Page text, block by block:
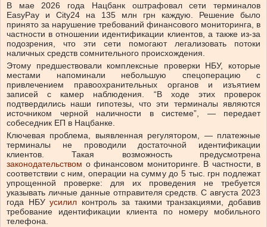
В мае 2026 года Нацбанк оштрафовал сети терминалов
EasyPay и City24 на 135 млн грн каждую. Решение было
принято за нарушение требований финансового мониторинга, в
частности в отношении идентификации клиентов, а также из-за
подозрения, что эти сети помогают легализовать потоки
наличных средств сомнительного происхождения.
Этому предшествовали комплексные проверки НБУ, которые
местами напоминали небольшую спецоперацию с
привлечением правоохранительных органов и изъятием
записей с камер наблюдения. “В ходе этих проверок
подтвердились наши гипотезы, что эти терминалы являются
источником черной наличности в системе”, — передает
собеседник ЕП в Нацбанке.
Ключевая проблема, выявленная регулятором, — платежные
терминалы не проводили достаточной идентификации
клиентов. Такая возможность предусмотрена
законодательством о финансовом мониторинге. В частности, в
соответствии с ним, операции на сумму до 5 тыс. грн подлежат
упрощенной проверке: для их проведения не требуется
указывать личные данные отправителя средств. С августа 2023
года НБУ усилил контроль за такими транзакциями, добавив
требование идентификации клиента по номеру мобильного
телефона.